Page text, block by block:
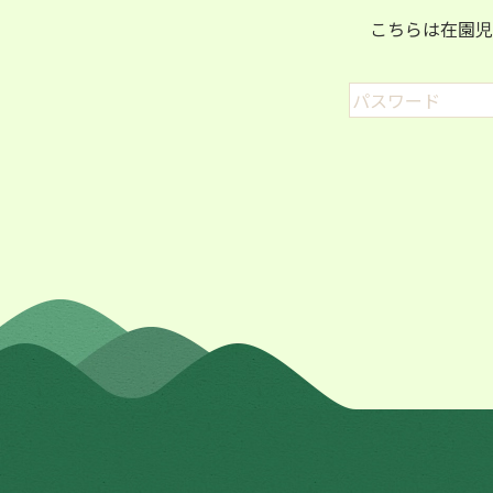
こちらは在園